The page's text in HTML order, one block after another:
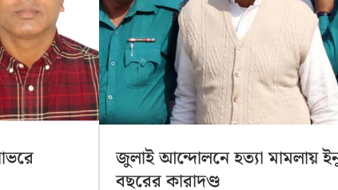
জুলাই আন্দোলনে হত্যা মামলায়
বছরের কারাদণ্ড